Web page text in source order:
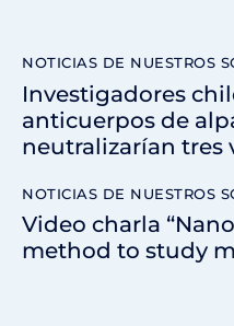
NOTICIAS DE NUESTROS
Investigadores
anticuerpos de
neutralizarían tres
NOTICIAS DE NUESTROS
Video charla
method to study